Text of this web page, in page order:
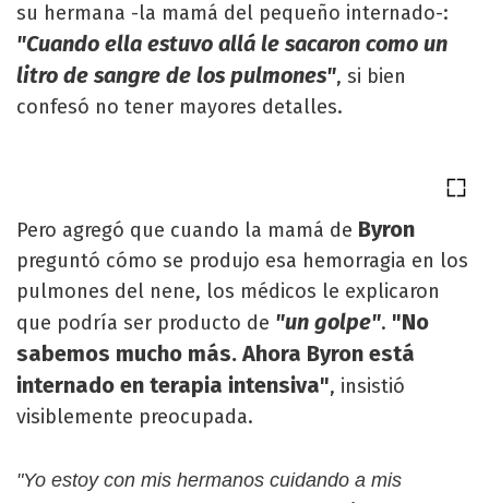
su hermana -la mamá del pequeño internado-:
"Cuando ella estuvo allá le sacaron como un
litro de sangre de los pulmones", si bien
confesó no tener mayores detalles.
Pero agregó que cuando la mamá de Byron
preguntó cómo se produjo esa hemorragia en los
pulmones del nene, los médicos le explicaron
que podría ser producto de "un golpe". "No
sabemos mucho más. Ahora Byron está
internado en terapia intensiva", insistió
visiblemente preocupada.
"Yo estoy con mis hermanos cuidando a mis